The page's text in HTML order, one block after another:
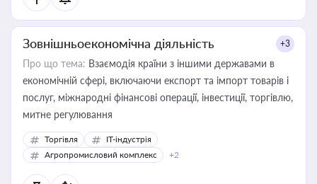
Зовнішньоекономічна діяльність +3
Про що тема: Взаємодія країни з іншими державами в
економічній сфері, включаючи експорт та імпорт товарів і
послуг, міжнародні фінансові операції, інвестиції, торгівлю,
митне регулювання
Торгівля
IT-індустрія
Агропромисловий комплекс
+2